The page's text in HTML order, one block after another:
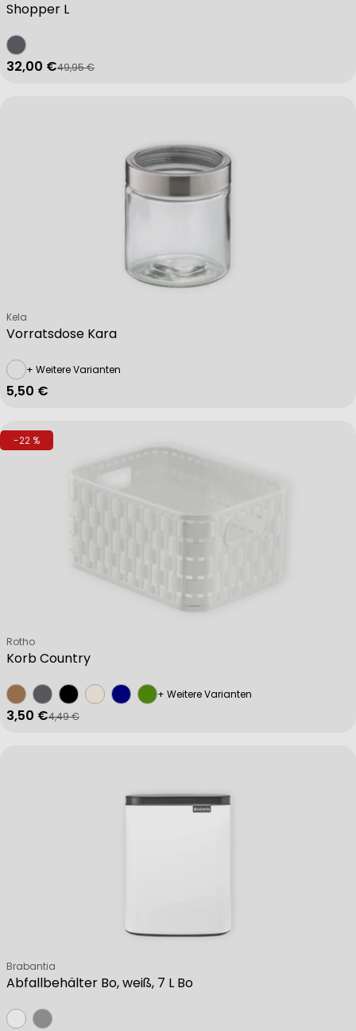
Shopper L
Verkaufspreis
32,00 €
Regulärer Preis
49,95 €
Vorratsdose Kara
Verkäufer:
Kela
+ Weitere Varianten
Regulärer Preis
5,50 €
-22 %
Korb Country
Verkäufer:
Rotho
+ Weitere Varianten
Verkaufspreis
3,50 €
Regulärer Preis
4,49 €
Abfallbehälter Bo, weiß, 7 L Bo
Verkäufer:
Brabantia